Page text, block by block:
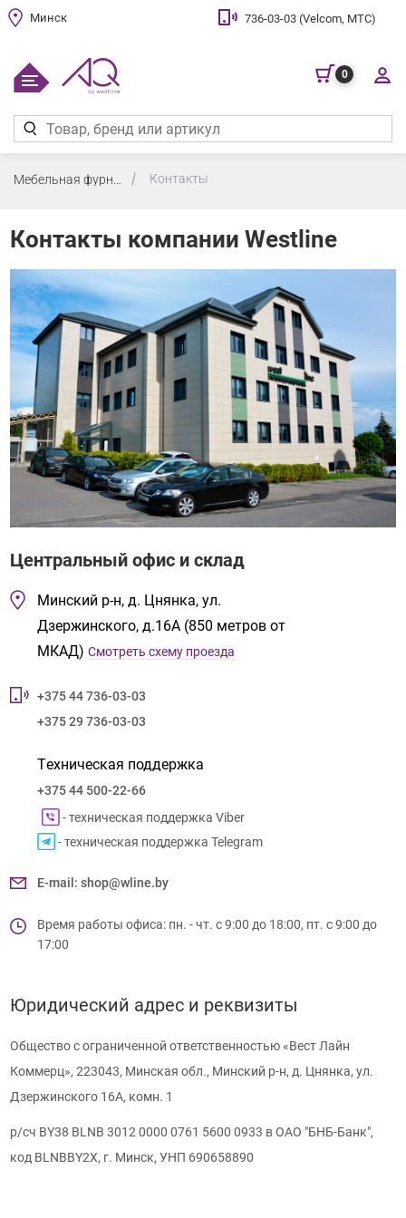
Минск 736-03-03 (Velcom, МТС)
0
Контакты
Контакты компании Westline
Центральный офис и склад
Минский р-н, д. Цнянка, ул.
Дзержинского, д.16А (850 метров от
МКАД) Смотреть схему проезда
+375 44 736-03-03
+375 29 736-03-03
Tехническая поддержка
+375 44 500-22-66
- техническая поддержка Viber
- техническая поддержка Telegram
E-mail: shop@wline.by
Время работы офиса: пн. - чт. с 9:00 до 18:00, пт. с 9:00 до
17:00
Юридический адрес и реквизиты
Общество с ограниченной ответственностью «Вест Лайн
Коммерц», 223043, Минская обл., Минский р-н, д. Цнянка, ул.
Дзержинского 16А, комн. 1
р/сч BY38 BLNB 3012 0000 0761 5600 0933 в ОАО "БНБ-Банк",
код BLNBBY2X, г. Минск, УНП 690658890